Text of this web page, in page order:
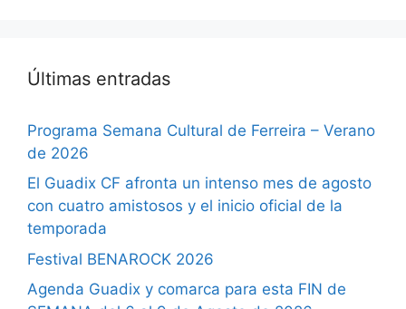
Últimas entradas
Programa Semana Cultural de Ferreira – Verano
de 2026
El Guadix CF afronta un intenso mes de agosto
con cuatro amistosos y el inicio oficial de la
temporada
Festival BENAROCK 2026
Agenda Guadix y comarca para esta FIN de